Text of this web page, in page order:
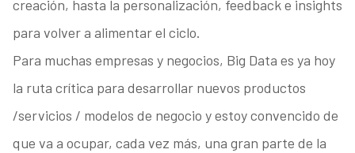
creación, hasta la personalización, feedback e insights
para volver a alimentar el ciclo.
Para muchas empresas y negocios, Big Data es ya hoy
la ruta crítica para desarrollar nuevos productos
/servicios / modelos de negocio y estoy convencido de
que va a ocupar, cada vez más, una gran parte de la